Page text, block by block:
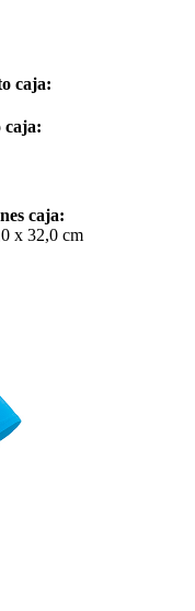
caja:
caja:
caja:
x 32,0 cm